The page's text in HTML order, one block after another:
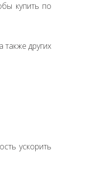
купить по
других
ускорить